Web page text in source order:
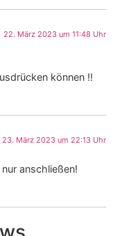
22. März 2023 um 11:48 Uhr
können !!
23. März 2023 um 22:13 Uhr
anschließen!